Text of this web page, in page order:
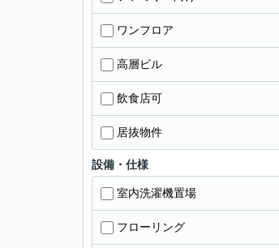
ワンフロア
高層ビル
飲食店可
居抜物件
設備・仕様
室内洗濯機置場
フローリング